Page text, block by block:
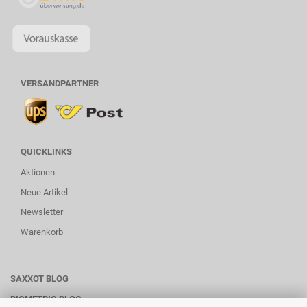
VERSANDPARTNER
QUICKLINKS
Aktionen
Neue Artikel
Newsletter
Warenkorb
SAXXOT BLOG
BIOMETRIC BLOG